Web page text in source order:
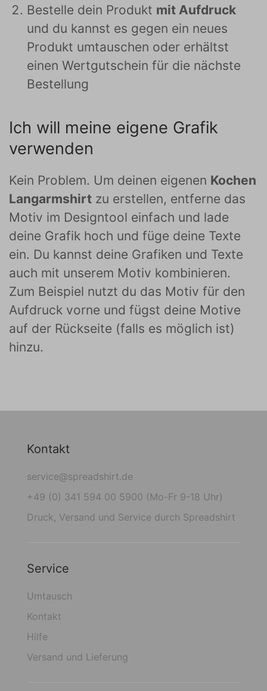
Bestelle dein Produkt mit Aufdruck
und du kannst es gegen ein neues
Produkt umtauschen oder erhältst
einen Wertgutschein für die nächste
Bestellung
Ich will meine eigene Grafik
verwenden
Kein Problem. Um deinen eigenen Kochen
Langarmshirt zu erstellen, entferne das
Motiv im Designtool einfach und lade
deine Grafik hoch und füge deine Texte
ein. Du kannst deine Grafiken und Texte
auch mit unserem Motiv kombinieren.
Zum Beispiel nutzt du das Motiv für den
Aufdruck vorne und fügst deine Motive
auf der Rückseite (falls es möglich ist)
hinzu.
Kontakt
service@spreadshirt.de
+49 (0) 341 594 00 5900 (Mo-Fr 9-18 Uhr)
Druck, Versand und Service durch Spreadshirt
Service
Umtausch
Kontakt
Hilfe
Versand und Lieferung